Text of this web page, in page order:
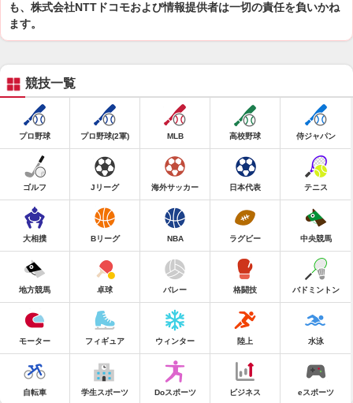
も、株式会社NTTドコモおよび情報提供者は一切の責任を負いかね
ます。
競技一覧
プロ野球 プロ野球(2軍) MLB 高校野球 侍ジャパン
ゴルフ Jリーグ 海外サッカー 日本代表 テニス
大相撲 Bリーグ NBA ラグビー 中央競馬
地方競馬 卓球 バレー 格闘技 バドミントン
モーター フィギュア ウィンター 陸上 水泳
自転車 学生スポーツ Doスポーツ ビジネス eスポーツ